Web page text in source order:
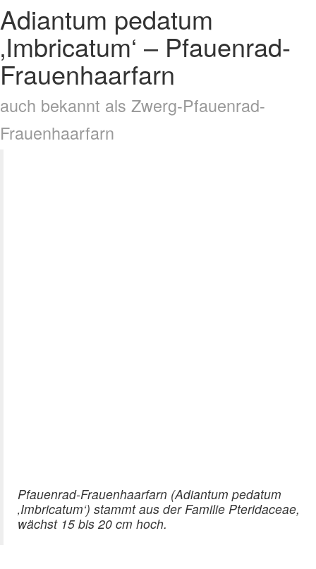
Adiantum pedatum
‚Imbricatum‘ – Pfauenrad-
Frauenhaarfarn
auch bekannt als Zwerg-Pfauenrad-
Frauenhaarfarn
Pfauenrad-Frauenhaarfarn (Adiantum pedatum
‚Imbricatum‘) stammt aus der Familie Pteridaceae,
wächst 15 bis 20 cm hoch.